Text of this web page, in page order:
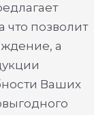
что позволит
а
Ваших